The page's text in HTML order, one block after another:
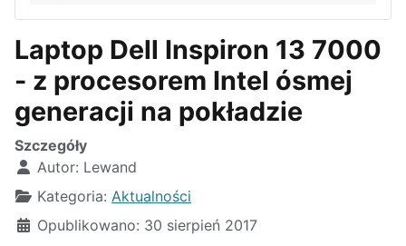
Laptop Dell Inspiron 13 7000
- z procesorem Intel ósmej
generacji na pokładzie
Szczegóły
Autor: Lewand
Kategoria: Aktualności
Opublikowano: 30 sierpień 2017